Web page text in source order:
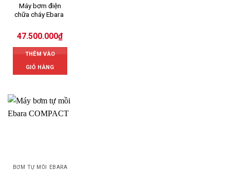
Máy bơm điện
chữa cháy Ebara
47.500.000₫
THÊM VÀO
GIỎ HÀNG
BƠM TỰ MỒI EBARA